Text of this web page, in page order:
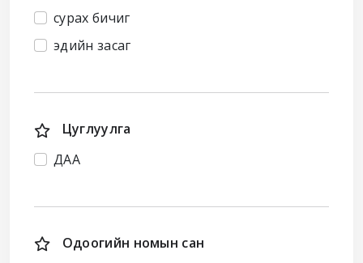
сурах бичиг
эдийн засаг
Цуглуулга
ДАА
Одоогийн номын сан